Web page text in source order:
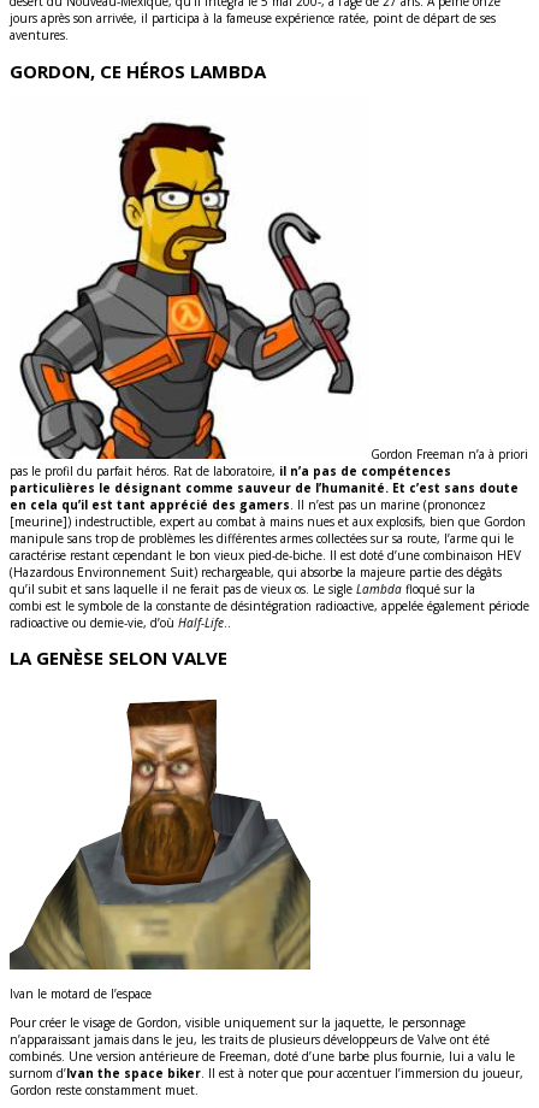
jours après son arrivée, il participa à la fameuse expérience ratée, point de départ de ses
aventures.
GORDON, CE HÉROS LAMBDA
Gordon Freeman n’a à priori
pas le profil du parfait héros. Rat de laboratoire, il n’a pas de compétences
particulières le désignant comme sauveur de l’humanité. Et c’est sans doute
en cela qu’il est tant apprécié des gamers. Il n’est pas un marine (prononcez
[meurine]) indestructible, expert au combat à mains nues et aux explosifs, bien que Gordon
manipule sans trop de problèmes les différentes armes collectées sur sa route, l’arme qui le
caractérise restant cependant le bon vieux pied-de-biche. Il est doté d’une combinaison HEV
(Hazardous Environnement Suit) rechargeable, qui absorbe la majeure partie des dégâts
qu’il subit et sans laquelle il ne ferait pas de vieux os. Le sigle Lambda floqué sur la
combi est le symbole de la constante de désintégration radioactive, appelée également période
radioactive ou demie-vie, d’où Half-Life..
LA GENÈSE SELON VALVE
Ivan le motard de l’espace
Pour créer le visage de Gordon, visible uniquement sur la jaquette, le personnage
n’apparaissant jamais dans le jeu, les traits de plusieurs développeurs de Valve ont été
combinés. Une version antérieure de Freeman, doté d’une barbe plus fournie, lui a valu le
surnom d’Ivan the space biker. Il est à noter que pour accentuer l’immersion du joueur,
Gordon reste constamment muet.